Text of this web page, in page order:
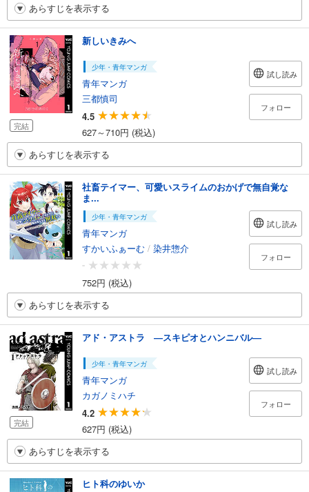
あらすじを表示する
完結
新しいきみへ
少年・青年マンガ
青年マンガ
三都慎司
4.5
627～710円 (税込)
試し読み
フォロー
あらすじを表示する
社畜テイマー、可愛いスライムのおかげで無自覚な
ま...
少年・青年マンガ
青年マンガ
すかいふぁーむ / 染井惣介
-
752円 (税込)
試し読み
フォロー
あらすじを表示する
完結
アド・アストラ ―スキピオとハンニバル―
少年・青年マンガ
青年マンガ
カガノミハチ
4.2
627円 (税込)
試し読み
フォロー
あらすじを表示する
ヒト科のゆいか